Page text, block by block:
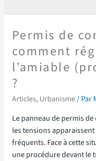
Permis de
comment
l’amiable
?
Articles,Urbanisme/ Par
Le panneau de permis
les tensions
fréquents. Face à cette
une procédure devant